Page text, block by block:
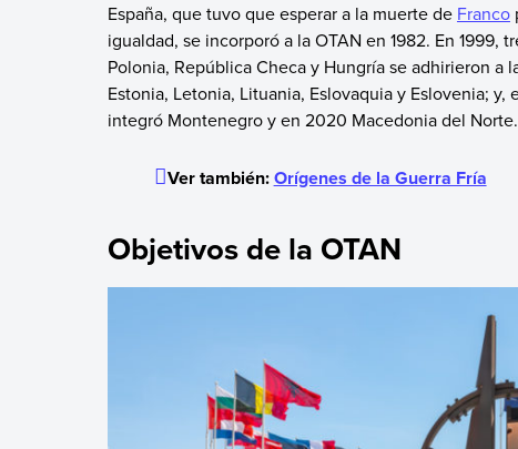
España, que tuvo que esperar a la muerte de Franco
igualdad, se incorporó a la OTAN en 1982. En 1999,
Polonia, República Checa y Hungría se adhirieron a
Estonia, Letonia, Lituania, Eslovaquia y Eslovenia;
integró Montenegro y en 2020 Macedonia del Norte.
Ver también:Orígenes de la Guerra Fría
Objetivos de la OTAN